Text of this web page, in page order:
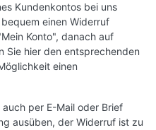
Kundenkontos bei uns
einen Widerruf
Konto", danach auf
Sie hier den entsprechenden
einen
per E-Mail oder Brief
ausüben, der Widerruf ist zu